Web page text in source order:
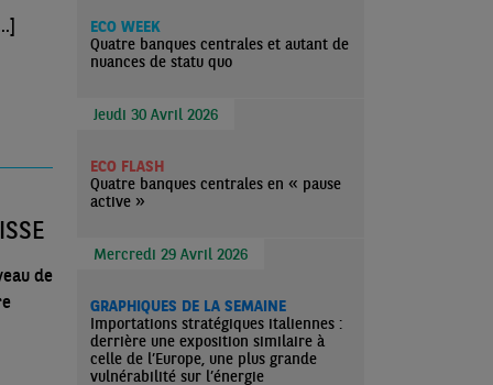
de
ECO WEEK
Quatre banques centrales et autant de
nuances de statu quo
Jeudi 30 Avril 2026
ECO FLASH
Quatre banques centrales en « pause
active »
Mercredi 29 Avril 2026
GRAPHIQUES DE LA SEMAINE
Importations stratégiques italiennes :
derrière une exposition similaire à
celle de l’Europe, une plus grande
vulnérabilité sur l’énergie